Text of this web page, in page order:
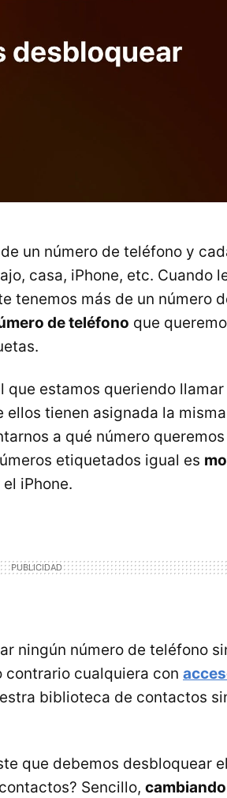
un número de teléfono y
casa, iPhone, etc. Cuando
tenemos más de un número
de teléfono que
estamos queriendo
tienen asignada la
a qué número
etiquetados igual es
iPhone.
ningún número de teléfono
cualquiera con
biblioteca de contactos
que debemos desbloquear
Sencillo,